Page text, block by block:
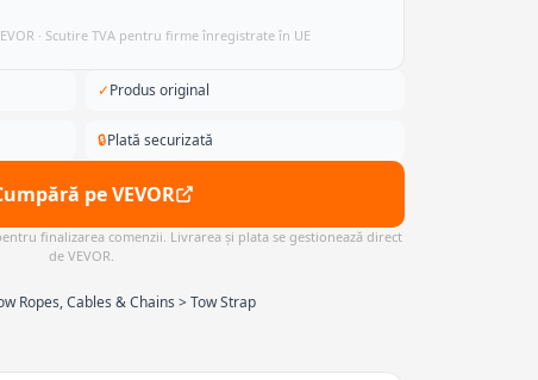
· Scutire TVA pentru firme înregistrate în UE
✓Produs original
🔒Plată securizată
pe VEVOR
finalizarea comenzii. Livrarea și plata se gestionează direct
de VEVOR.
Ropes, Cables & Chains > Tow Strap